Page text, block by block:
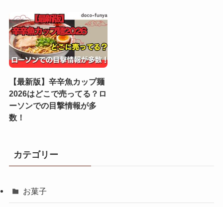
【最新版】辛辛魚カップ麺
2026はどこで売ってる？ロ
ーソンでの目撃情報が多
数！
カテゴリー
お菓子